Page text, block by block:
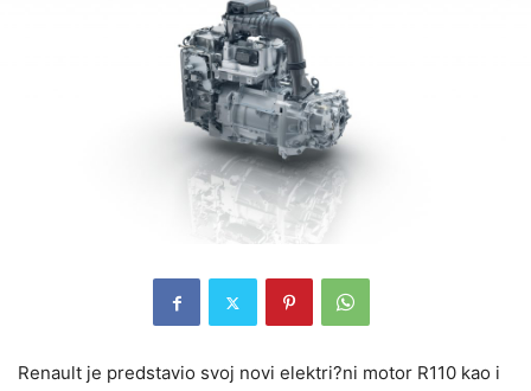
Renault je predstavio svoj novi elektri?ni motor R110 kao i